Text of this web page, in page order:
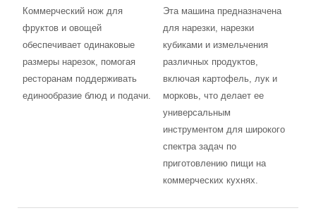
Коммерческий нож для
фруктов и овощей
обеспечивает одинаковые
размеры нарезок, помогая
ресторанам поддерживать
единообразие блюд и подачи.
Эта машина предназначена
для нарезки, нарезки
кубиками и измельчения
различных продуктов,
включая картофель, лук и
морковь, что делает ее
универсальным
инструментом для широкого
спектра задач по
приготовлению пищи на
коммерческих кухнях.